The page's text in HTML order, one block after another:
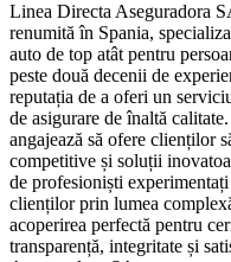
Linea Directa Aseguradora
renumită în Spania,
auto de top atât pentru
peste două decenii de
reputația de a oferi un
de asigurare de înaltă
angajează să ofere clienților
competitive și soluții
de profesioniști
clienților prin lumea
acoperirea perfectă pentru
transparență, integritate și